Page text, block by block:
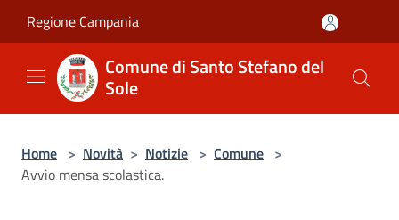
Regione Campania
Comune di Santo Stefano del
Sole
Home > Novità > Notizie > Comune >
Avvio mensa scolastica.